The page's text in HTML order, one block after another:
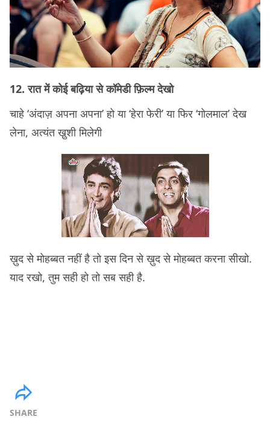
12. रात में कोई बढ़िया से कॉमेडी फ़िल्म देखो
चाहे ‘अंदाज़ अपना अपना’ हो या ‘हेरा फेरी’ या फिर ‘गोलमाल’ देख
लेना, अत्यंत खु़शी मिलेगी
ख़ुद से मोहब्बत नहीं है तो इस दिन से ख़ुद से मोहब्बत करना सीखो.
याद रखो, तुम सही हो तो सब सही है.
SHARE